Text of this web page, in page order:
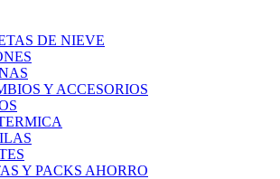
DE NIEVE
Y ACCESORIOS
Y PACKS AHORRO